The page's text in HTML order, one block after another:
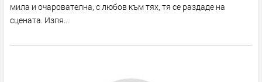
мила и очарователна, с любов към тях, тя се раздаде на
сцената. Изпя...